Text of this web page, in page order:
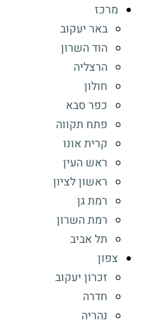
מרכז
באר יעקוב
הוד השרון
הרצליה
חולון
כפר סבא
פתח תקווה
קרית אונו
ראש העין
ראשון לציון
רמת גן
רמת השרון
תל אביב
צפון
זכרון יעקוב
חדרה
נהריה